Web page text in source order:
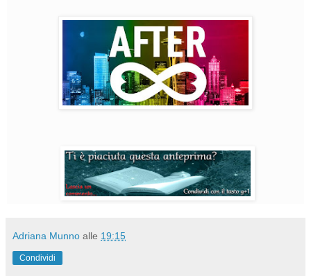
Adriana Munno alle 19:15
Condividi